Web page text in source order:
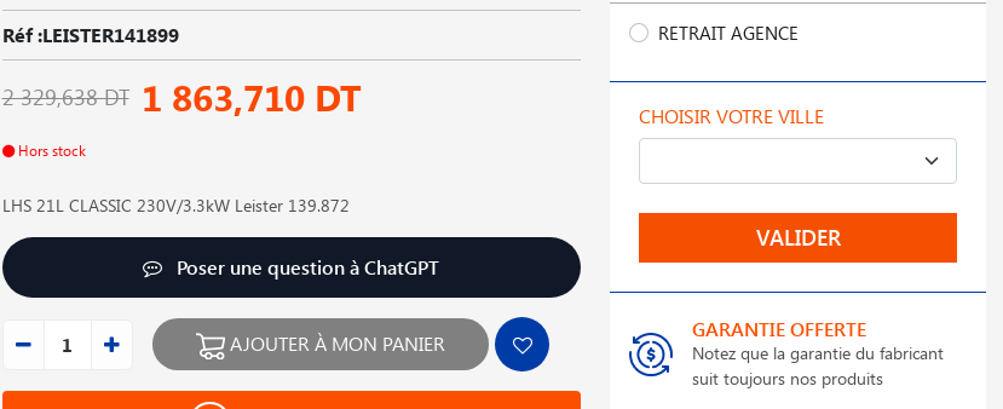
Réf :LEISTER141899
2 329,638 DT 1 863,710 DT
Hors stock
LHS 21L CLASSIC 230V/3.3kW Leister 139.872
Poser une question à ChatGPT
AJOUTER À MON PANIER
RETRAIT AGENCE
CHOISIR VOTRE VILLE
VALIDER
GARANTIE OFFERTE
Notez que la garantie du fabricant
suit toujours nos produits